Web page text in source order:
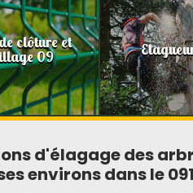
clôture et
09
d'élagage des
environs dans le